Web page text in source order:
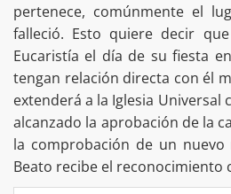
pertenece, comúnmente el
falleció. Esto quiere decir
Eucaristía el día de su fiesta
tengan relación directa con él
extenderá a la Iglesia Universal
alcanzado la aprobación de la
la comprobación de un
Beato recibe el reconocimiento